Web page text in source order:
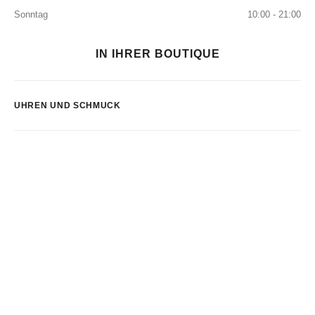
Sonntag
10:00 - 21:00
IN IHRER BOUTIQUE
UHREN UND SCHMUCK